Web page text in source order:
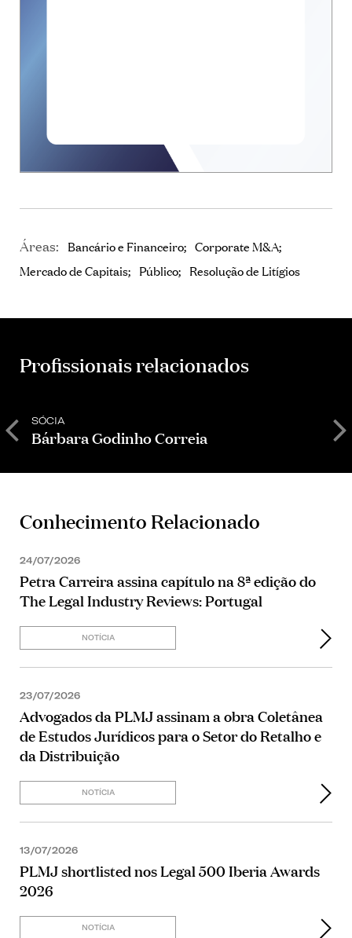
Áreas: Bancário e Financeiro
Corporate M&A
Mercado de Capitais
Público Resolução de Litígios
Profissionais relacionados
SÓCIA
Bárbara Godinho Correia
Conhecimento Relacionado
24/07/2026
Petra Carreira assina capítulo na 8ª edição do
The Legal Industry Reviews: Portugal
NOTÍCIA
23/07/2026
Advogados da PLMJ assinam a obra Coletânea
de Estudos Jurídicos para o Setor do Retalho e
da Distribuição
NOTÍCIA
13/07/2026
PLMJ shortlisted nos Legal 500 Iberia Awards
2026
NOTÍCIA